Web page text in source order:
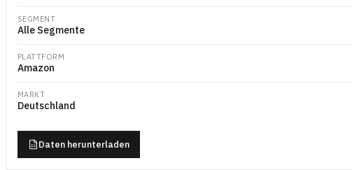
SEGMENT
Alle Segmente
PLATTFORM
Amazon
MARKT
Deutschland
Daten herunterladen